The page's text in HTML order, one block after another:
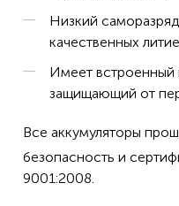
Низкий
качественных
Имеет встроенный
защищающий от
Все аккумуляторы
безопасность и
9001:2008.